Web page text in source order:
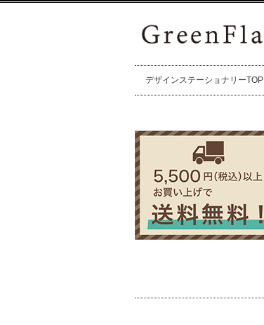
デザインステーショナリーTOP